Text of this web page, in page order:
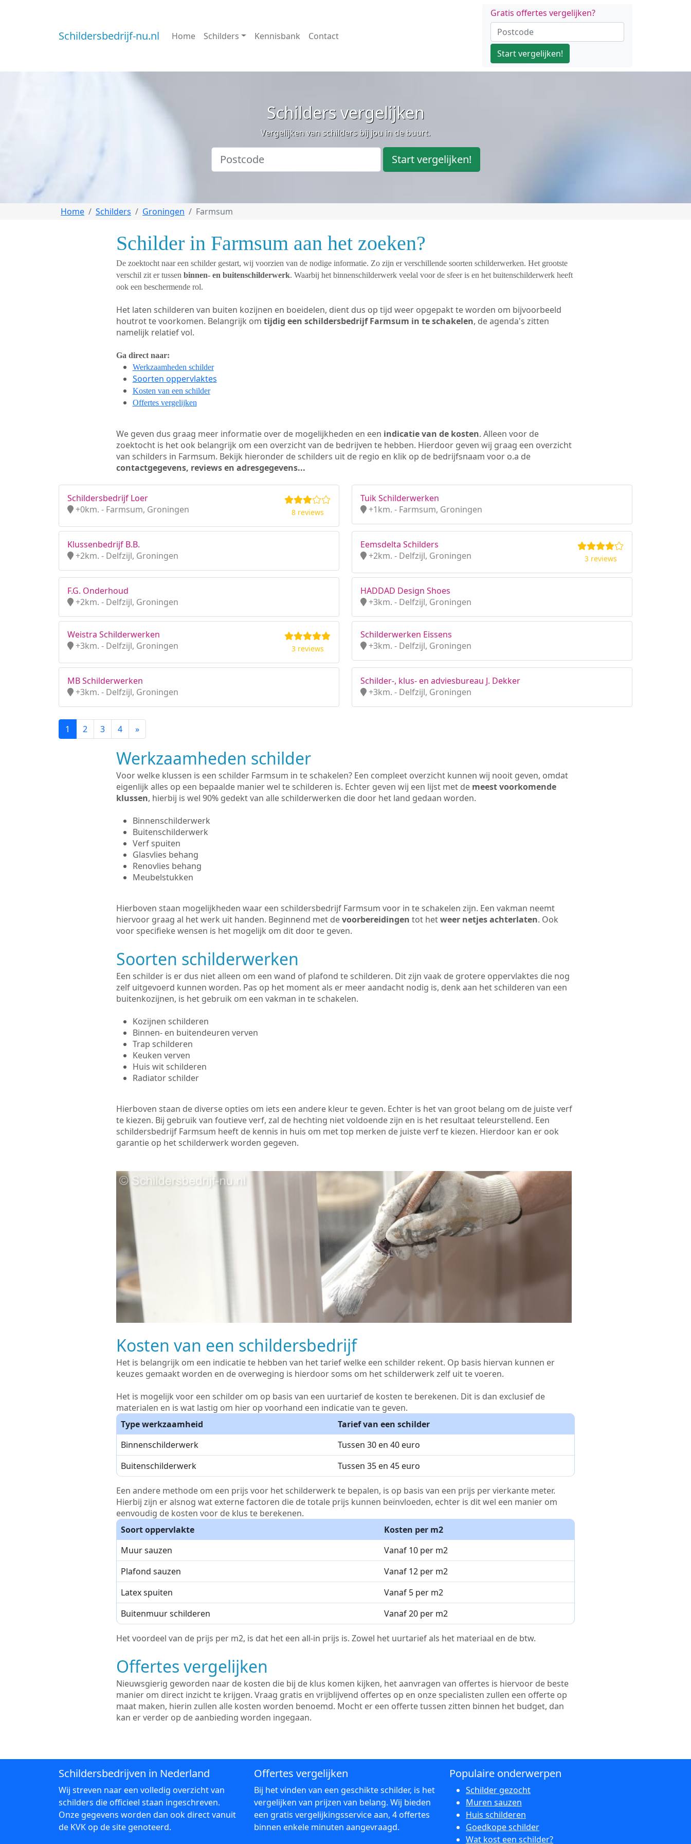
Schildersbedrijf-nu.nl Home Schilders Kennisbank Contact
Gratis offertes vergelijken?
Start vergelijken!
Schilders vergelijken
Vergelijken van schilders bij jou in de buurt.
Start vergelijken!
Home Schilders Groningen Farmsum
Schilder in Farmsum aan het zoeken?
De zoektocht naar een schilder gestart, wij voorzien van de nodige informatie. Zo zijn er verschillende soorten schilderwerken. Het grootste
verschil zit er tussen binnen- en buitenschilderwerk. Waarbij het binnenschilderwerk veelal voor de sfeer is en het buitenschilderwerk heeft
ook een beschermende rol.
Het laten schilderen van buiten kozijnen en boeidelen, dient dus op tijd weer opgepakt te worden om bijvoorbeeld
houtrot te voorkomen. Belangrijk om tijdig een schildersbedrijf Farmsum in te schakelen, de agenda's zitten
namelijk relatief vol.
Ga direct naar:
Werkzaamheden schilder
Soorten oppervlaktes
Kosten van een schilder
Offertes vergelijken
We geven dus graag meer informatie over de mogelijkheden en een indicatie van de kosten. Alleen voor de
zoektocht is het ook belangrijk om een overzicht van de bedrijven te hebben. Hierdoor geven wij graag een overzicht
van schilders in Farmsum. Bekijk hieronder de schilders uit de regio en klik op de bedrijfsnaam voor o.a de
contactgegevens, reviews en adresgegevens...
Schildersbedrijf Loer
+0km. - Farmsum, Groningen
8 reviews
Tuik Schilderwerken
+1km. - Farmsum, Groningen
Klussenbedrijf B.B.
+2km. - Delfzijl, Groningen
Eemsdelta Schilders
+2km. - Delfzijl, Groningen
3 reviews
F.G. Onderhoud
+2km. - Delfzijl, Groningen
HADDAD Design Shoes
+3km. - Delfzijl, Groningen
Weistra Schilderwerken
+3km. - Delfzijl, Groningen
3 reviews
Schilderwerken Eissens
+3km. - Delfzijl, Groningen
MB Schilderwerken
+3km. - Delfzijl, Groningen
Schilder-, klus- en adviesbureau J. Dekker
+3km. - Delfzijl, Groningen
1 2 3 4 »
Werkzaamheden schilder
Voor welke klussen is een schilder Farmsum in te schakelen? Een compleet overzicht kunnen wij nooit geven, omdat
eigenlijk alles op een bepaalde manier wel te schilderen is. Echter geven wij een lijst met de meest voorkomende
klussen, hierbij is wel 90% gedekt van alle schilderwerken die door het land gedaan worden.
Binnenschilderwerk
Buitenschilderwerk
Verf spuiten
Glasvlies behang
Renovlies behang
Meubelstukken
Hierboven staan mogelijkheden waar een schildersbedrijf Farmsum voor in te schakelen zijn. Een vakman neemt
hiervoor graag al het werk uit handen. Beginnend met devoorbereidingen tot hetweer netjes achterlaten. Ook
voor specifieke wensen is het mogelijk om dit door te geven.
Soorten schilderwerken
Een schilder is er dus niet alleen om een wand of plafond te schilderen. Dit zijn vaak de grotere oppervlaktes die nog
zelf uitgevoerd kunnen worden. Pas op het moment als er meer aandacht nodig is, denk aan het schilderen van een
buitenkozijnen, is het gebruik om een vakman in te schakelen.
Kozijnen schilderen
Binnen- en buitendeuren verven
Trap schilderen
Keuken verven
Huis wit schilderen
Radiator schilder
Hierboven staan de diverse opties om iets een andere kleur te geven. Echter is het van groot belang om de juiste verf
te kiezen. Bij gebruik van foutieve verf, zal de hechting niet voldoende zijn en is het resultaat teleurstellend. Een
schildersbedrijf Farmsum heeft de kennis in huis om met top merken de juiste verf te kiezen. Hierdoor kan er ook
garantie op het schilderwerk worden gegeven.
Kosten van een schildersbedrijf
Het is belangrijk om een indicatie te hebben van het tarief welke een schilder rekent. Op basis hiervan kunnen er
keuzes gemaakt worden en de overweging is hierdoor soms om het schilderwerk zelf uit te voeren.
Het is mogelijk voor een schilder om op basis van een uurtarief de kosten te berekenen. Dit is dan exclusief de
materialen en is wat lastig om hier op voorhand een indicatie van te geven.
Type werkzaamheid
Tarief van een schilder
Binnenschilderwerk
Tussen 30 en 40 euro
Buitenschilderwerk
Tussen 35 en 45 euro
Een andere methode om een prijs voor het schilderwerk te bepalen, is op basis van een prijs per vierkante meter.
Hierbij zijn er alsnog wat externe factoren die de totale prijs kunnen beïnvloeden, echter is dit wel een manier om
eenvoudig de kosten voor de klus te berekenen.
Soort oppervlakte
Kosten per m2
Muur sauzen
Vanaf 10 per m2
Plafond sauzen
Vanaf 12 per m2
Latex spuiten
Vanaf 5 per m2
Buitenmuur schilderen
Vanaf 20 per m2
Het voordeel van de prijs per m2, is dat het een all-in prijs is. Zowel het uurtarief als het materiaal en de btw.
Offertes vergelijken
Nieuwsgierig geworden naar de kosten die bij de klus komen kijken, het aanvragen van offertes is hiervoor de beste
manier om direct inzicht te krijgen. Vraag gratis en vrijblijvend offertes op en onze specialisten zullen een offerte op
maat maken, hierin zullen alle kosten worden benoemd. Mocht er een offerte tussen zitten binnen het budget, dan
kan er verder op de aanbieding worden ingegaan.
Schildersbedrijven in Nederland
Wij streven naar een volledig overzicht van
schilders die officieel staan ingeschreven.
Onze gegevens worden dan ook direct vanuit
de KVK op de site genoteerd.
Offertes vergelijken
Bij het vinden van een geschikte schilder, is het
vergelijken van prijzen van belang. Wij bieden
een gratis vergelijkingsservice aan, 4 offertes
binnen enkele minuten aangevraagd.
Populaire onderwerpen
Schilder gezocht
Muren sauzen
Huis schilderen
Goedkope schilder
Wat kost een schilder?